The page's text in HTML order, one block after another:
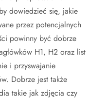
dowiedzieć się, jakie
przez potencjalnych
powinny być dobrze
H1, H2 oraz list
i przyswajanie
Dobrze jest także
takie jak zdjęcia czy